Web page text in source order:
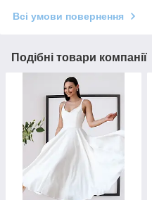
Всі умови повернення
Подібні товари компанії